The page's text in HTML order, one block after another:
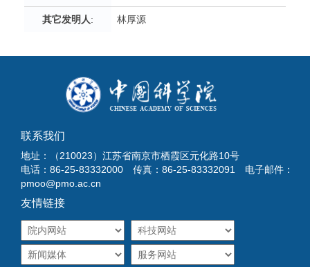
其它发明人: 林厚源
联系我们
地址：（210023）江苏省南京市栖霞区元化路10号
电话：86-25-83332000 传真：86-25-83332091 电子邮件：
pmoo@pmo.ac.cn
友情链接